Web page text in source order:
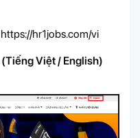
https://hr1jobs.com/vi
(Tiếng Việt / English)